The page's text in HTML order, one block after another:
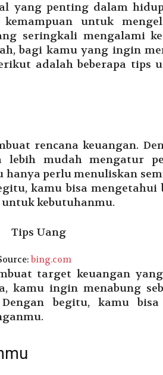
yang penting dalam
untuk
seringkali mengalami
bagi kamu yang ingin
adalah beberapa tips
rencana keuangan.
lebih mudah mengatur
hanya perlu menuliskan
kamu bisa mengetahui
kebutuhanmu.
bing.com
target keuangan
kamu ingin menabung
begitu, kamu